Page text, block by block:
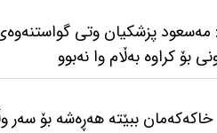
پزشكیان وتی
بۆ كراوە بەڵام وا نەبوو
ببێتە هەڕەشە بۆ سەر